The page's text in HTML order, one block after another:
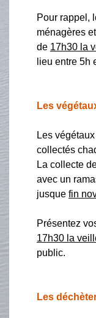
Pour rappel,
ménagères
de 17h30 la
lieu entre 5h
Les
Les
collectés
La collecte
avec un
jusque fin
Présentez
17h30 la
public.
Les